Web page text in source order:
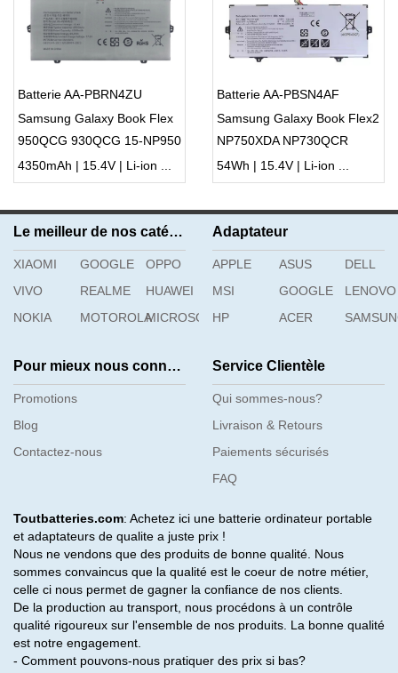
Batterie AA-PBRN4ZU
Samsung Galaxy Book Flex
950QCG 930QCG 15-NP950
4350mAh | 15.4V | Li-ion ...
Batterie AA-PBSN4AF
Samsung Galaxy Book Flex2
NP750XDA NP730QCR
NT930SBE
54Wh | 15.4V | Li-ion ...
Le meilleur de nos catégories
XIAOMI GOOGLE
OPPO
VIVO
REALME
HUAWEI
NOKIA
MOTOROLAMICROSOFT
Adaptateur
APPLE ASUS
DELL
MSI
GOOGLE
LENOVO
HP
ACER
Pour mieux nous connaître
Promotions
Blog
Contactez-nous
Service Clientèle
Qui sommes-nous?
Livraison & Retours
Paiements sécurisés
FAQ
Toutbatteries.com: Achetez ici une batterie ordinateur portable
et adaptateurs de qualite a juste prix !
Nous ne vendons que des produits de bonne qualité. Nous
sommes convaincus que la qualité est le coeur de notre métier,
celle ci nous permet de gagner la confiance de nos clients.
De la production au transport, nous procédons à un contrôle
qualité rigoureux sur l'ensemble de nos produits. La bonne qualité
est notre engagement.
- Comment pouvons-nous pratiquer des prix si bas?